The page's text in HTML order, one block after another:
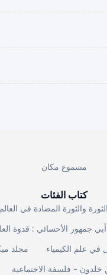
مسموع مكان
كتاب الفئات
والثورة المضادة في
جمهور الأحسائي : قدوة
مجلد
في علم الكيمياء
خلدون - فلسفة الاجتماعية